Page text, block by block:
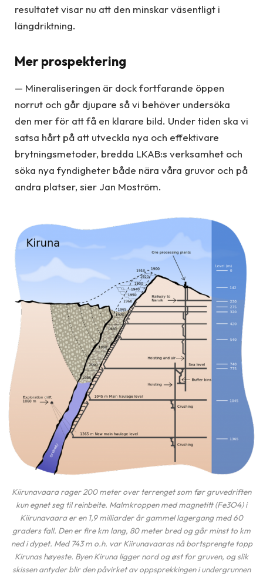
resultatet visar nu att den minskar väsentligt i
längdriktning.
Mer prospektering
— Mineraliseringen är dock fortfarande öppen
norrut och går djupare så vi behöver undersöka
den mer för att få en klarare bild. Under tiden ska vi
satsa hårt på att utveckla nya och effektivare
brytningsmetoder, bredda LKAB:s verksamhet och
söka nya fyndigheter både nära våra gruvor och på
andra platser, sier Jan Moström.
Kiirunavaara rager 200 meter over terrenget som før gruvedriften
kun egnet seg til reinbeite. Malmkroppen med magnetitt (Fe3O4) i
Kiirunavaara er en 1,9 milliarder år gammel lagergang med 60
graders fall. Den er fire km lang, 80 meter bred og går minst to km
ned i dypet. Med 743 m o.h. var Kiirunavaaras nå bortsprengte topp
Kirunas høyeste. Byen Kiruna ligger nord og øst for gruven, og slik
skissen antyder blir den påvirket av oppsprekkingen i undergrunnen